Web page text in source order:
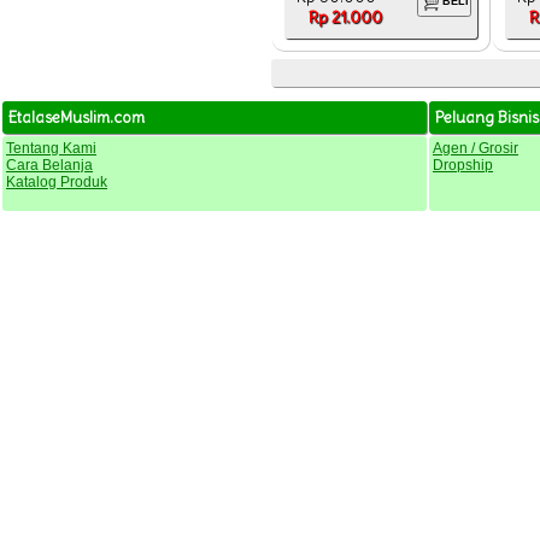
Rp 21.000
EtalaseMuslim.com Peluang Bisnis
Tentang Kami
Cara Belanja
Katalog Produk
Agen / Grosir
Dropship